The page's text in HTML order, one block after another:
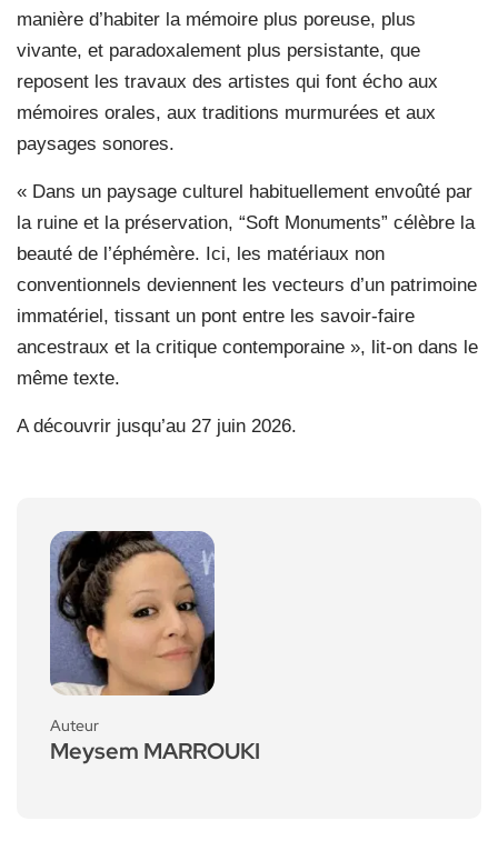
manière d’habiter la mémoire plus poreuse, plus
vivante, et paradoxalement plus persistante, que
reposent les travaux des artistes qui font écho aux
mémoires orales, aux traditions murmurées et aux
paysages sonores.
« Dans un paysage culturel habituellement envoûté par
la ruine et la préservation, “Soft Monuments” célèbre la
beauté de l’éphémère. Ici, les matériaux non
conventionnels deviennent les vecteurs d’un patrimoine
immatériel, tissant un pont entre les savoir-faire
ancestraux et la critique contemporaine », lit-on dans le
même texte.
A découvrir jusqu’au 27 juin 2026.
Auteur
Meysem MARROUKI